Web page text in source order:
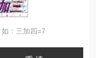
：三加四=7